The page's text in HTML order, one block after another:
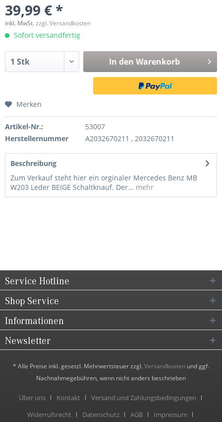
39,99 € *
inkl. MwSt.zzgl. Versandkosten
Sofort versandfertig
In den Warenkorb
Merken
Artikel-Nr.:
53007
Herstellernummer
A2032670211 , 2032670211
Beschreibung
Zum Verkauf steht hier ein orginaler Mercedes Benz MB
W203 Leder BEIGE Schaltknauf. Der... mehr
Service Hotline
Shop Service
Informationen
Newsletter
* Alle Preise inkl. gesetzl. Mehrwertsteuer zzgl.Versandkosten und ggf.
Nachnahmegebühren, wenn nicht anders beschrieben
Über uns Kontakt
Versand und Zahlungsbedingungen
Widerrufsrecht
Datenschutz AGB Impressum